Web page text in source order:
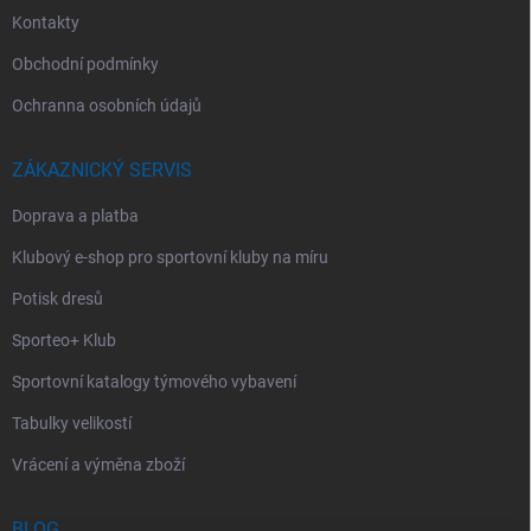
Kontakty
Obchodní podmínky
Ochranna osobních údajů
ZÁKAZNICKÝ SERVIS
Doprava a platba
Klubový e-shop pro sportovní kluby na míru
Potisk dresů
Sporteo+ Klub
Sportovní katalogy týmového vybavení
Tabulky velikostí
Vrácení a výměna zboží